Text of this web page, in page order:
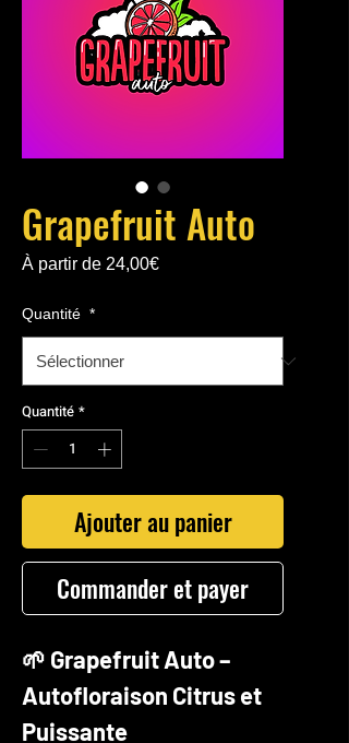
Grapefruit Auto
À partir de 24,00€Prix
Quantité *
Quantité *
Ajouter au panier
Commander et payer
🌱 Grapefruit Auto –
Autofloraison Citrus et
Puissante